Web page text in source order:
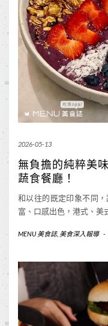
2026-05-13
無負擔的純粹美
蔬食餐廳！
和以往的既定印象不同
富、口感出色，港式、美
MENU 美食誌, 美食深入報導 -